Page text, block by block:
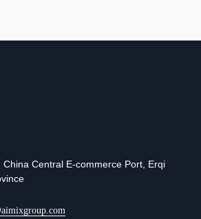
China Central E-commerce Port, Erqi